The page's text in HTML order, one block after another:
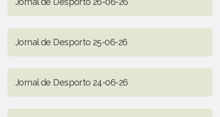
Jornal de Desporto 25-06-26
Jornal de Desporto 24-06-26